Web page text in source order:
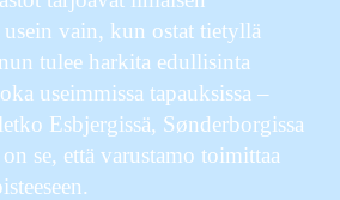
vain, kun ostat tietyllä
tulee harkita edullisinta
useimmissa tapauksissa –
Esbjergissä, Sønderborgissa
se, että varustamo toimittaa